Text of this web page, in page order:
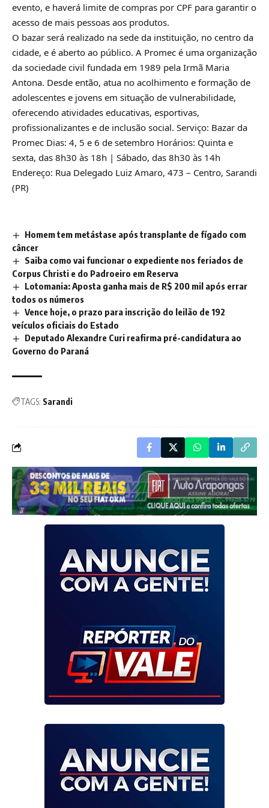
evento, e haverá limite de compras por CPF para garantir o
acesso de mais pessoas aos produtos.
O bazar será realizado na sede da instituição, no centro da
cidade, e é aberto ao público. A Promec é uma organização
da sociedade civil fundada em 1989 pela Irmã Maria
Antona. Desde então, atua no acolhimento e formação de
adolescentes e jovens em situação de vulnerabilidade,
oferecendo atividades educativas, esportivas,
profissionalizantes e de inclusão social. Serviço: Bazar da
Promec Dias: 4, 5 e 6 de setembro Horários: Quinta e
sexta, das 8h30 às 18h | Sábado, das 8h30 às 14h
Endereço: Rua Delegado Luiz Amaro, 473 – Centro, Sarandi
(PR)
Homem tem metástase após transplante de fígado com
câncer
Saiba como vai funcionar o expediente nos feriados de
Corpus Christi e do Padroeiro em Reserva
Lotomania: Aposta ganha mais de R$ 200 mil após errar
todos os números
Vence hoje, o prazo para inscrição do leilão de 192
veículos oficiais do Estado
Deputado Alexandre Curi reafirma pré-candidatura ao
Governo do Paraná
TAGS: Sarandi